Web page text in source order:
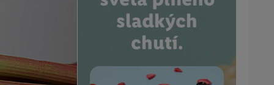
sladkých
chutí.